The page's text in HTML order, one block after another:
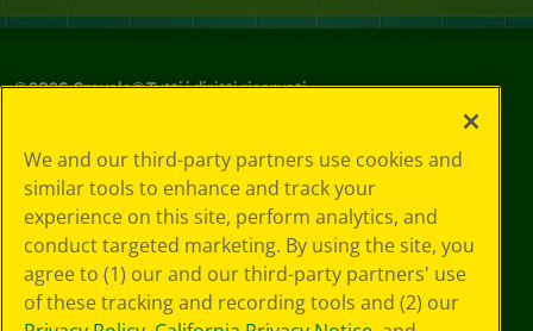
©2026Crayola® Tutti i diritti riservati.
in materia di
privacy
Informativa sulla
privacy
Termini SMS
GDPR
Informativa sulla
We and our third-party partners use cookies and
similar tools to enhance and track your
experience on this site, perform analytics, and
conduct targeted marketing. By using the site, you
agree to (1) our and our third-party partners' use
of these tracking and recording tools and (2) our